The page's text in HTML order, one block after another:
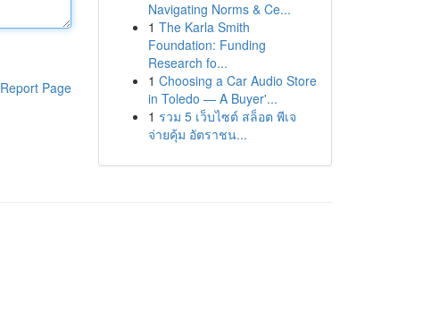
Report Page
Navigating Norms & Ce...
1 The Karla Smith
Foundation: Funding
Research fo...
1 Choosing a Car Audio Store
in Toledo — A Buyer'...
1 รวม 5 เว็บไซต์ สล็อต พีเจ
จ่ายคุ้ม อัตราชน...